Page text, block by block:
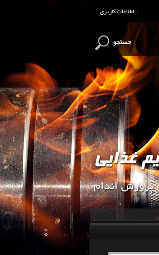
اطلاعات کاربری |
جستجو
این وب سایت جهت اطلاع رسانی و